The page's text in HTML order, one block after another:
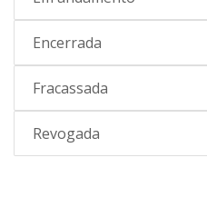
Encerrada
Fracassada
Revogada